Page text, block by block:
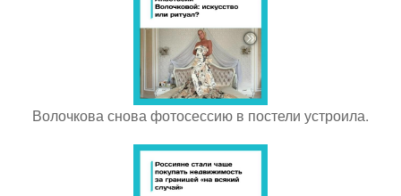
Волочкова снова фотосессию в постели устроила.